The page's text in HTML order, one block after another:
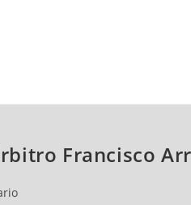
Francisco